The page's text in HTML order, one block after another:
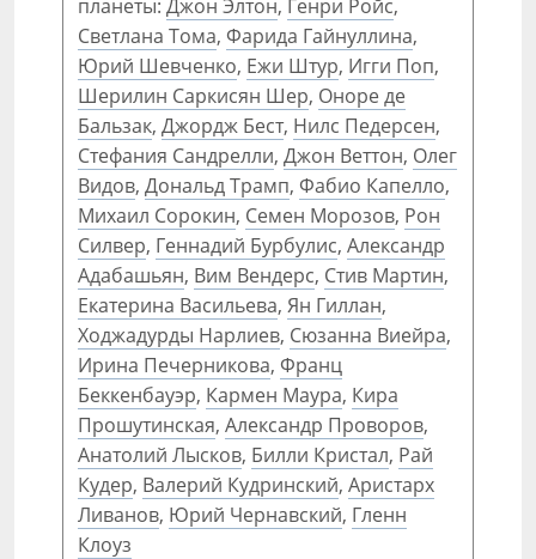
планеты: Джон Элтон, Генри Ройс,
Светлана Тома, Фарида Гайнуллина,
Юрий Шевченко, Ежи Штур, Игги Поп,
Шерилин Саркисян Шер, Оноре де
Бальзак, Джордж Бест, Нилс Педерсен,
Стефания Сандрелли, Джон Веттон, Олег
Видов, Дональд Трамп, Фабио Капелло,
Михаил Сорокин, Семен Морозов, Рон
Силвер, Геннадий Бурбулис, Александр
Адабашьян, Вим Вендерс, Стив Мартин,
Екатерина Васильева, Ян Гиллан,
Ходжадурды Нарлиев, Сюзанна Виейра,
Ирина Печерникова, Франц
Беккенбауэр, Кармен Маура, Кира
Прошутинская, Александр Проворов,
Анатолий Лысков, Билли Кристал, Рай
Кудер, Валерий Кудринский, Аристарх
Ливанов, Юрий Чернавский, Гленн
Клоуз